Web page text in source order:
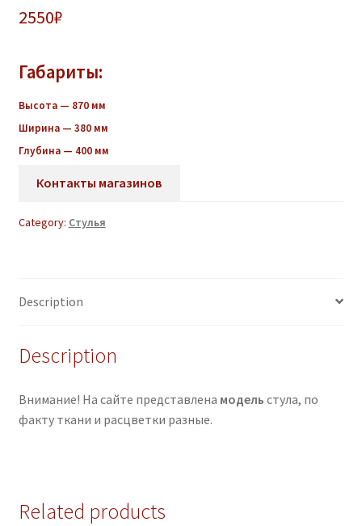
2550₽
Габариты:
Высота — 870 мм
Ширина — 380 мм
Глубина — 400 мм
Контакты магазинов
Category: Стулья
Description
Description
Внимание! На сайте представлена модель стула, по
факту ткани и расцветки разные.
Related products